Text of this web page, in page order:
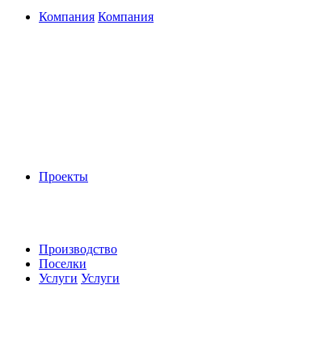
Компания Компания
Проекты
Производство
Поселки
Услуги Услуги